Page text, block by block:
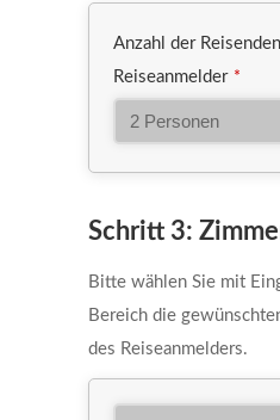
Anzahl der
Reiseanmelder *
Schritt 3:
Bitte wählen Sie mit
Bereich die
des Reiseanmelders.